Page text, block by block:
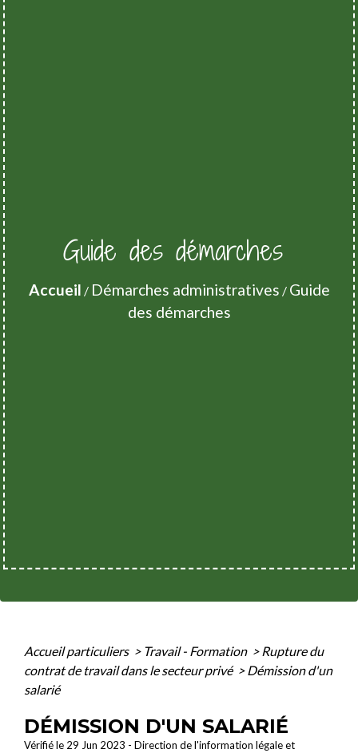
Guide des démarches
Accueil / Démarches administratives / Guide
des démarches
Accueil particuliers > Travail - Formation > Rupture du
contrat de travail dans le secteur privé > Démission d'un
salarié
DÉMISSION D'UN SALARIÉ
Vérifié le 29 Jun 2023 - Direction de l'information légale et